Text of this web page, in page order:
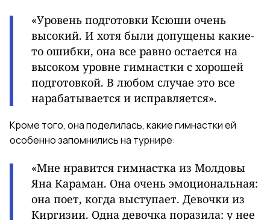
«Уровень подготовки Ксюши очень
высокий. И хотя были допущены какие-
то ошибки, она все равно остается на
высоком уровне гимнастки с хорошей
подготовкой. В любом случае это все
нарабатывается и исправляется».
Кроме того, она поделилась, какие гимнастки ей
особенно запомнились на турнире:
«Мне нравится гимнастка из Молдовы
Яна Караман. Она очень эмоциональная:
она поет, когда выступает. Девочки из
Киргизии. Одна девочка поразила: у нее